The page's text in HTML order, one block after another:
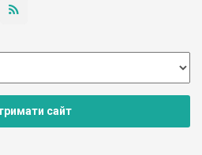
сайт